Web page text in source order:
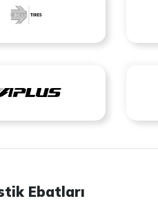
Ebatları